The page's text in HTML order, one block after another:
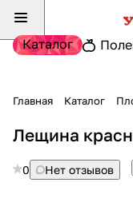
Каталог
Главная Каталог
Лещина
0 Нет отзывов